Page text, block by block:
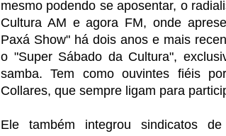
mesmo podendo se aposentar, o
Cultura AM e agora FM, onde
Paxá Show" há dois anos e mais
o "Super Sábado da Cultura",
samba. Tem como ouvintes fiéis
Collares, que sempre ligam para
Ele também integrou sindicatos